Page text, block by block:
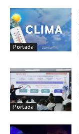
Portada
Portada